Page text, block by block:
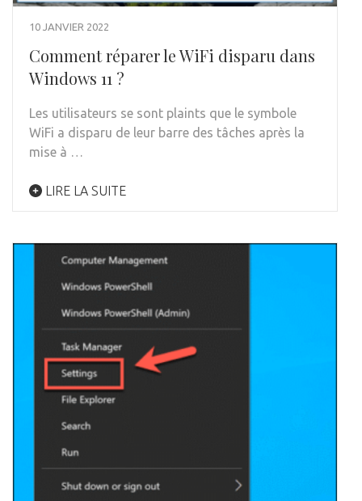
10 JANVIER 2022
Comment réparer le WiFi disparu dans
Windows 11 ?
Les utilisateurs se sont plaints que le symbole
WiFi a disparu de leur barre des tâches après la
mise à …
LIRE LA SUITE